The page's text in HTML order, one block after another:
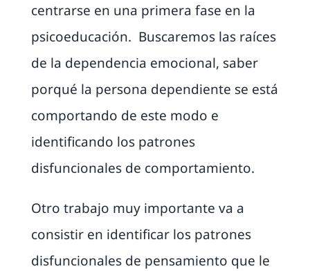
centrarse en una primera fase en la
psicoeducación. Buscaremos las raíces
de la dependencia emocional, saber
porqué la persona dependiente se está
comportando de este modo e
identificando los patrones
disfuncionales de comportamiento.
Otro trabajo muy importante va a
consistir en identificar los patrones
disfuncionales de pensamiento que le